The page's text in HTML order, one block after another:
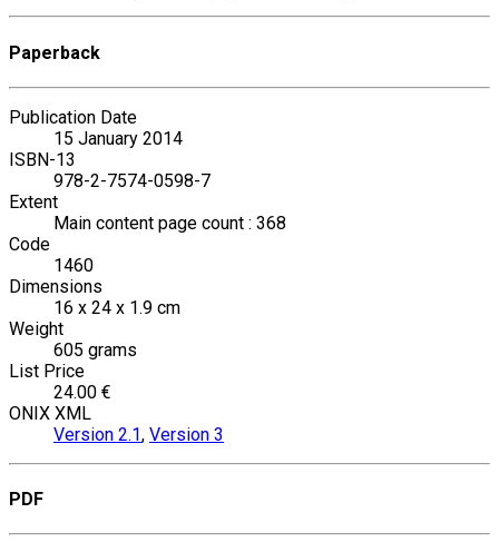
Paperback
Publication Date
15 January 2014
ISBN-13
978-2-7574-0598-7
Extent
Main content page count : 368
Code
1460
Dimensions
16 x 24 x 1.9 cm
Weight
605 grams
List Price
24.00 €
ONIX XML
Version 2.1, Version 3
PDF